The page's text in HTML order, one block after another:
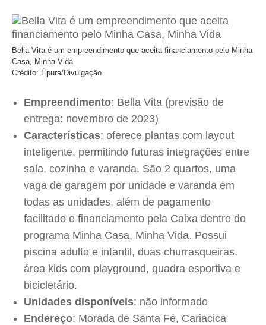
Bella Vita é um empreendimento que aceita financiamento pelo Minha
Casa, Minha Vida
Crédito: Épura/Divulgação
Empreendimento: Bella Vita (previsão de
entrega: novembro de 2023)
Características: oferece plantas com layout
inteligente, permitindo futuras integrações entre
sala, cozinha e varanda. São 2 quartos, uma
vaga de garagem por unidade e varanda em
todas as unidades, além de pagamento
facilitado e financiamento pela Caixa dentro do
programa Minha Casa, Minha Vida. Possui
piscina adulto e infantil, duas churrasqueiras,
área kids com playground, quadra esportiva e
bicicletário.
Unidades disponíveis: não informado
Endereço: Morada de Santa Fé, Cariacica